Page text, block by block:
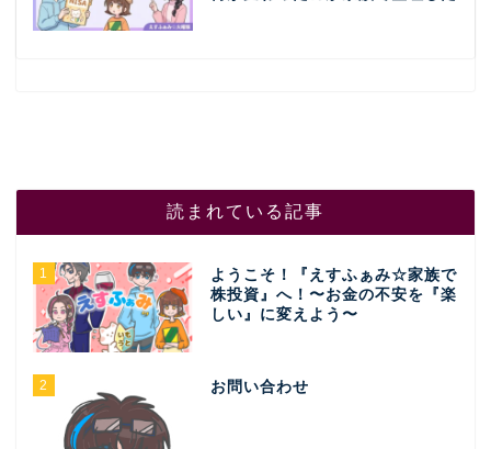
読まれている記事
1
ようこそ！『えすふぁみ☆家族で
株投資』へ！〜お金の不安を『楽
しい』に変えよう〜
2 お問い合わせ